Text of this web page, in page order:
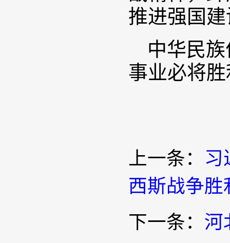
推进强国
中华民
事业必将
上一条： 习
西斯战争胜
下一条： 河